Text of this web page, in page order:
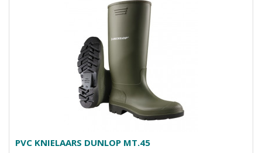
PVC KNIELAARS DUNLOP MT.45